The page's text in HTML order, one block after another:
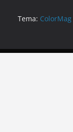
Tema: ColorMag